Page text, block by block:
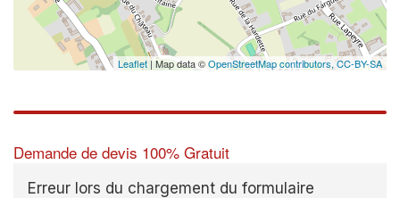
Leaflet| Map data ©OpenStreetMap contributors, CC-BY-SA
Demande de devis 100% Gratuit
Erreur lors du chargement du formulaire